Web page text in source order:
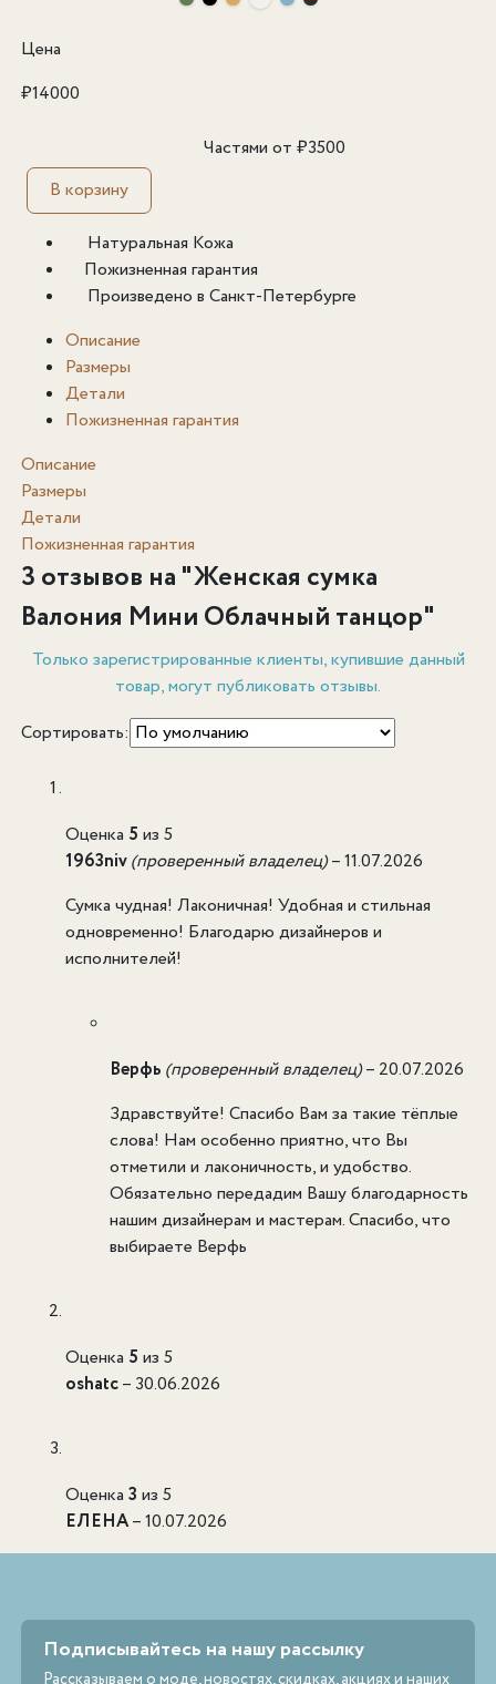
Цена
₽14000
Частями от ₽3500
В корзину
Натуральная Кожа
Пожизненная гарантия
Произведено в Санкт-Петербурге
Описание
Размеры
Детали
Пожизненная гарантия
Описание
Размеры
Детали
Пожизненная гарантия
3 отзывов на "Женская сумка
Валония Мини Облачный танцор"
Только зарегистрированные клиенты, купившие данный
товар, могут публиковать отзывы.
Сортировать:
Оценка 5 из 5
1963niv(проверенный владелец)–11.07.2026
Сумка чудная! Лаконичная! Удобная и стильная
одновременно! Благодарю дизайнеров и
исполнителей!
Верфь (проверенный владелец)– 20.07.2026
Здравствуйте! Спасибо Вам за такие тёплые
слова! Нам особенно приятно, что Вы
отметили и лаконичность, и удобство.
Обязательно передадим Вашу благодарность
нашим дизайнерам и мастерам. Спасибо, что
выбираете Верфь
Оценка 5 из 5
oshatc– 30.06.2026
Оценка 3 из 5
ЕЛЕНА–10.07.2026
Подписывайтесь на нашу рассылку